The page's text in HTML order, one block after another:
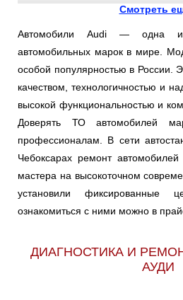
A4
A6 A7
COUPE Q3
Смотреть
Автомобили Audi — одна
автомобильных марок в мире.
особой популярностью в России.
качеством, технологичностью и
высокой функциональностью и
Доверять ТО автомобилей
профессионалам. В сети
Чебоксарах ремонт
мастера на высокоточном
установили фиксированные
ознакомиться с ними можно в
ДИАГНОСТИКА И
АУДИ